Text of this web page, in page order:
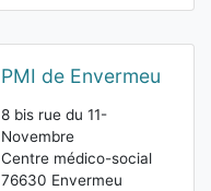
PMI de Envermeu
8 bis rue du 11-
Novembre
Centre médico-social
76630 Envermeu